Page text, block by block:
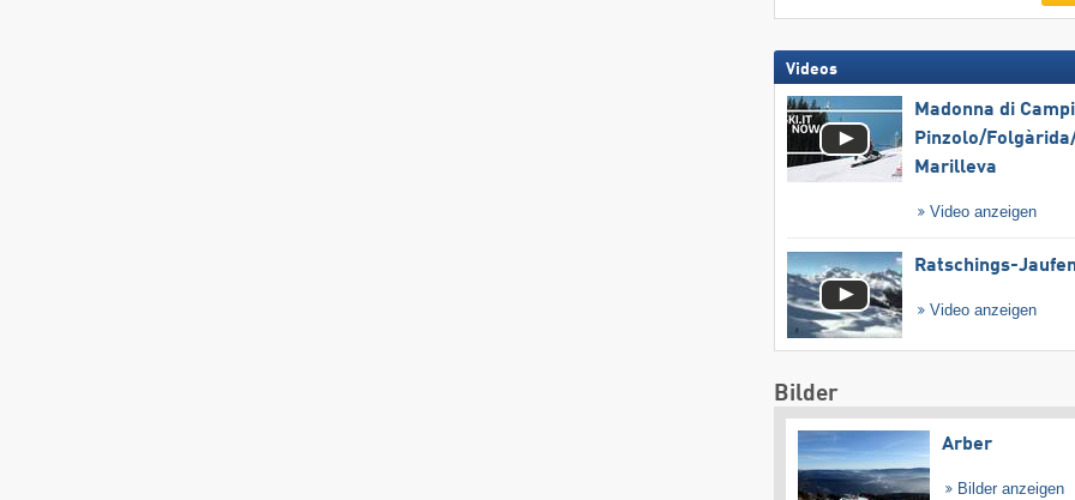
Videos
Madonna di
Pinzolo/​
Marilleva
Video anzeigen
Ratschings-
Video anzeigen
Bilder
Arber
Bilder anzeigen